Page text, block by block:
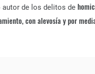
de los delitos de
con alevosía y por